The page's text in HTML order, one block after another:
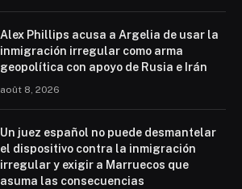
Alex Phillips acusa a Argelia de usar la
inmigración irregular como arma
geopolítica con apoyo de Rusia e Irán
août 8, 2026
Un juez español no puede desmantelar
el dispositivo contra la inmigración
irregular y exigir a Marruecos que
asuma las consecuencias